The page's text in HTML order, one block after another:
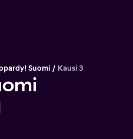
Suomi Kausi 3